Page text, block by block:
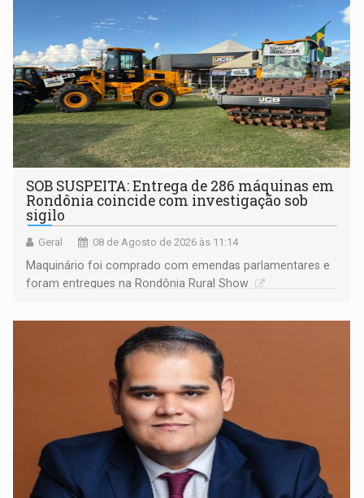
SOB SUSPEITA: Entrega de 286 máquinas em
Rondônia coincide com investigação sob
sigilo
Geral 08 de Agosto de 2026 às 11:14
Maquinário foi comprado com emendas parlamentares e
foram entregues na Rondônia Rural Show